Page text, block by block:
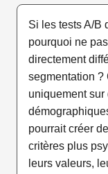
Si les tests A/B
pourquoi ne
directement
segmentation ?
uniquement
pourrait créer
critères plus
leurs valeurs,